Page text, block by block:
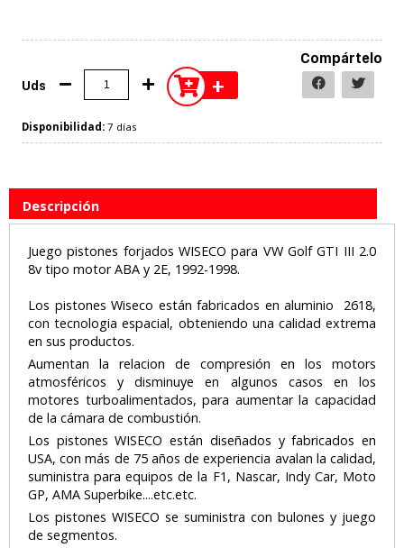
Uds +
Compártelo
Disponibilidad: 7 días
Descripción
Juego pistones forjados WISECO para VW Golf GTI III 2.0
8v tipo motor ABA y 2E, 1992-1998.
Los pistones Wiseco están fabricados en aluminio 2618,
con tecnologia espacial, obteniendo una calidad extrema
en sus productos.
Aumentan la relacion de compresión en los motors
atmosféricos y disminuye en algunos casos en los
motores turboalimentados, para aumentar la capacidad
de la cámara de combustión.
Los pistones WISECO están diseñados y fabricados en
USA, con más de 75 años de experiencia avalan la calidad,
suministra para equipos de la F1, Nascar, Indy Car, Moto
GP, AMA Superbike....etc.etc.
Los pistones WISECO se suministra con bulones y juego
de segmentos.